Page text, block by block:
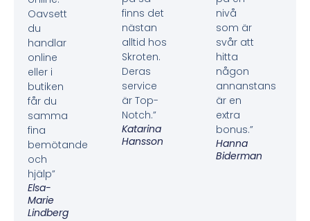
Oavsett
du
handlar
online
eller i
butiken
får du
samma
fina
bemötande
och
hjälp”
Elsa-
Marie
Lindberg
finns det
nästan
alltid hos
Skroten.
Deras
service
är Top-
Notch.”
Katarina
Hansson
nivå
som är
svår att
hitta
någon
annanstans
är en
extra
bonus.”
Hanna
Biderman